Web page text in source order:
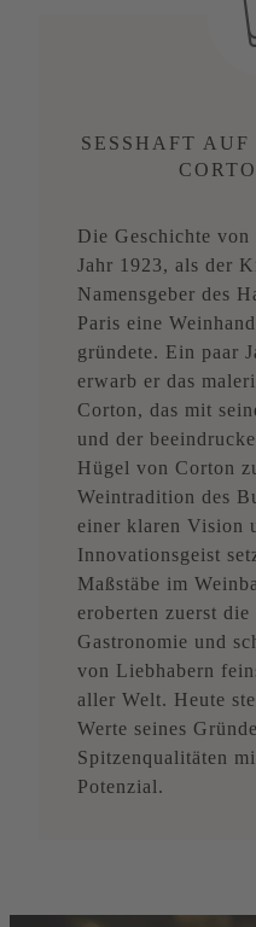
SESSHAFT
Die Geschichte von
Jahr 1923, als der
Namensgeber des
Paris eine
gründete. Ein paar
erwarb er das
Corton, das mit
und der
Hügel von Corton
Weintradition des
einer klaren Vision
Innovationsgeist
Maßstäbe im
eroberten zuerst die
Gastronomie und
von Liebhabern
aller Welt. Heute
Werte seines
Spitzenqualitäten
Potenzial.